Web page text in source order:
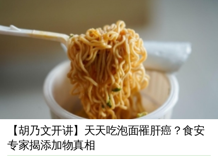
【胡乃文开讲】天天吃泡面罹肝癌？食安
专家揭添加物真相